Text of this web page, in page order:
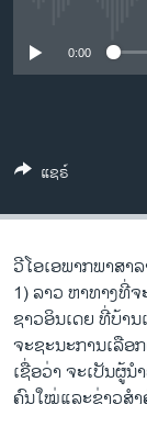
ຊຸມຊົນຊາວລາວ
ພາສາອັງກິດ
ວີດີໂອ
ລາຍການກະຈາຍ
ລາຍງານ
ຕິດຕາມພວກເຮົາ ທີ່
ພາສາຕ່າງໆ
0:00
ແຊຣ໌
ວີໂອເອພາກພາສາ
1) ລາວ ຫາທາງທີ່
ຊາວອິນເດຍ ທີ່ບ້າ
ຈະຊະນະການເລືອ
ເຊື່ອວ່າ ຈະເປັນຜູ້
ຄົນໃໝ່ແລະຂ່າວສໍ